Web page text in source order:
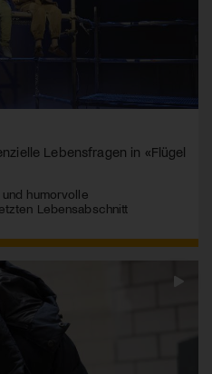
Lebensfragen in «Flügel
humorvolle
Lebensabschnitt